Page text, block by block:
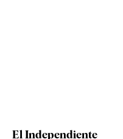
El Independiente